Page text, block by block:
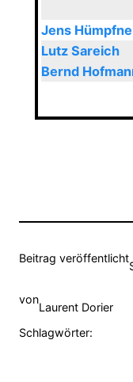
Jens
Lutz Sareich
Bernd
Beitrag veröffentlicht
von
Laurent Dorier
Schlagwörter: